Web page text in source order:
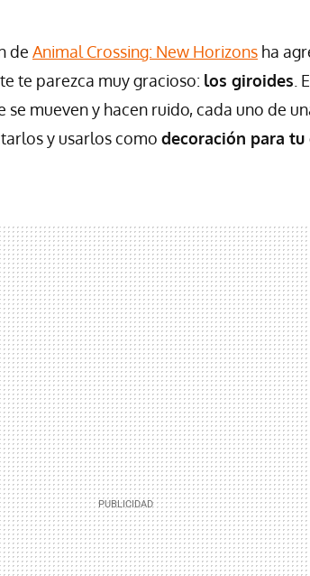
de Animal Crossing: New Horizons ha
te parezca muy gracioso: los giroides .
mueven y hacen ruido, cada uno de
y usarlos como decoración para tu